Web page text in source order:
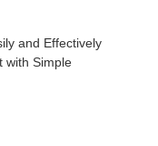
and Effectively
with Simple